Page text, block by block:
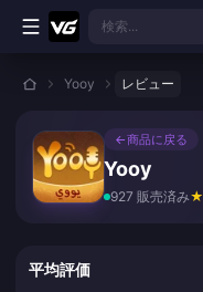
メインコンテンツへスキップ
検索...
Yooy レビュー
←商品に戻る
Yooy
927 販売済み★
平均評価